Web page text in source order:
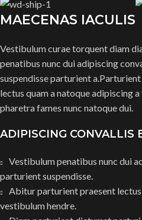
MAECENAS IACULIS
Vestibulum curae torquent diam
penatibus nunc dui adipiscing
suspendisse parturient
lectus quam a natoque adipiscing
pharetra fames nunc natoque dui.
ADIPISCING CONVALLIS
Vestibulum penatibus nunc dui
parturient suspendisse.
Abitur parturient praesent
vestibulum hendre.